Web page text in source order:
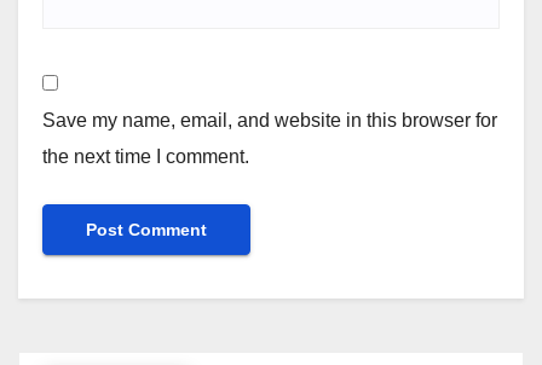
Save my name, email, and website in this browser for
the next time I comment.